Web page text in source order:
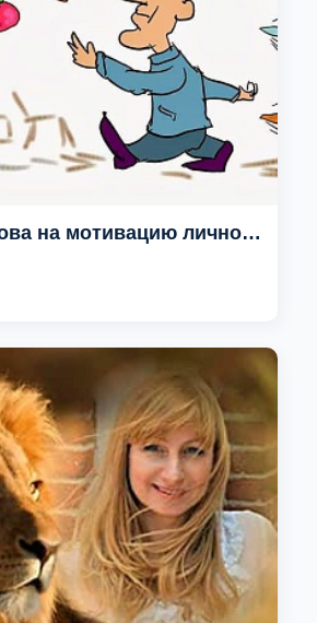
Тест Герчикова на мотивацию личности